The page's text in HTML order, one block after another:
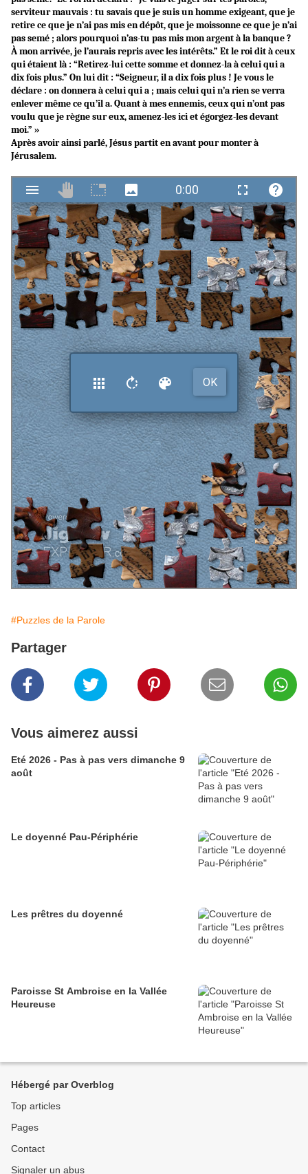
serviteur mauvais : tu savais que je suis un homme exigeant, que je
retire ce que je n’ai pas mis en dépôt, que je moissonne ce que je n’ai
pas semé ; alors pourquoi n’as-tu pas mis mon argent à la banque ?
À mon arrivée, je l’aurais repris avec les intérêts.” Et le roi dit à ceux
qui étaient là : “Retirez-lui cette somme et donnez-la à celui qui a
dix fois plus.” On lui dit : “Seigneur, il a dix fois plus ! Je vous le
déclare : on donnera à celui qui a ; mais celui qui n’a rien se verra
enlever même ce qu’il a. Quant à mes ennemis, ceux qui n’ont pas
voulu que je règne sur eux, amenez-les ici et égorgez-les devant
moi.” »
Après avoir ainsi parlé, Jésus partit en avant pour monter à
Jérusalem.
#Puzzles de la Parole
Partager
Vous aimerez aussi
Eté 2026 - Pas à pas vers dimanche 9
août
Le doyenné Pau-Périphérie
Les prêtres du doyenné
Paroisse St Ambroise en la Vallée
Heureuse
Hébergé par Overblog
Top articles
Pages
Contact
Signaler un abus